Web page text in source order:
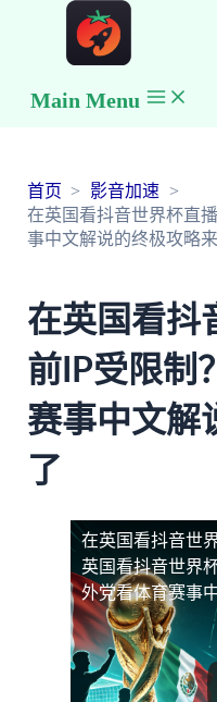
Main Menu
首页
影音加速
在英国看抖音世界杯直
事中文解说的终极攻略
在英国看抖
前IP受限制
赛事中文解
了
在英国看抖音世
英国看抖音世界
外党看体育赛事